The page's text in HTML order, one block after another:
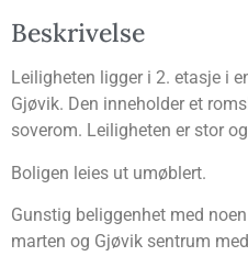
Beskri­vel­se
Lei­lig­he­ten lig­ger i 2. eta­sje i
Gjø­vik. Den inne­hol­der et
sove­rom. Lei­lig­he­ten er stor
Boli­gen leies ut umøblert.
Guns­tig belig­gen­het med
mar­ten og Gjø­vik sen­trum